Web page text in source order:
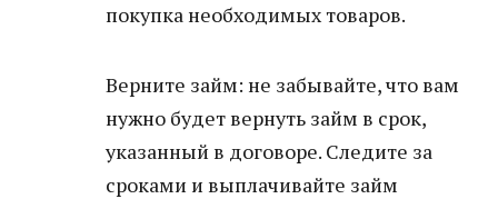
покупка необходимых товаров.
Верните займ: не забывайте, что вам
нужно будет вернуть займ в срок,
указанный в договоре. Следите за
сроками и выплачивайте займ